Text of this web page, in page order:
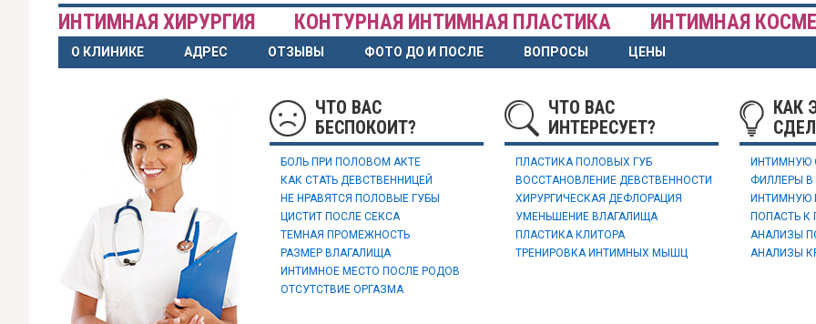
ИНТИМНАЯ ХИРУРГИЯ КОНТУРНАЯ ИНТИМНАЯ ПЛАСТИКА ИНТИМНАЯ
О КЛИНИКЕ АДРЕС ОТЗЫВЫ ФОТО ДО И ПОСЛЕ ВОПРОСЫ ЦЕНЫ
ЧТО ВАС
БЕСПОКОИТ?
БОЛЬ ПРИ ПОЛОВОМ АКТЕ
КАК СТАТЬ ДЕВСТВЕННИЦЕЙ
НЕ НРАВЯТСЯ ПОЛОВЫЕ ГУБЫ
ЦИСТИТ ПОСЛЕ СЕКСА
ТЕМНАЯ ПРОМЕЖНОСТЬ
РАЗМЕР ВЛАГАЛИЩА
ИНТИМНОЕ МЕСТО ПОСЛЕ РОДОВ
ОТСУТСТВИЕ ОРГАЗМА
ЧТО ВАС
ИНТЕРЕСУЕТ?
ПЛАСТИКА ПОЛОВЫХ ГУБ
ВОССТАНОВЛЕНИЕ ДЕВСТВЕННОСТИ
ХИРУРГИЧЕСКАЯ ДЕФЛОРАЦИЯ
УМЕНЬШЕНИЕ ВЛАГАЛИЩА
ПЛАСТИКА КЛИТОРА
ТРЕНИРОВКА ИНТИМНЫХ МЫШЦ
КАК
ИНТИМНУЮ
ФИЛЛЕРЫ В
ИНТИМНУЮ
ПОПАСТЬ К
АНАЛИЗЫ
АНАЛИЗЫ